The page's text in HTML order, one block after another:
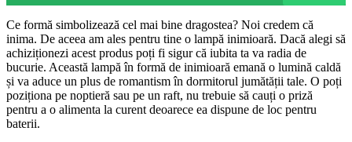
Ce formă simbolizează cel mai bine dragostea? Noi credem că
inima. De aceea am ales pentru tine o lampă inimioară. Dacă alegi să
achiziționezi acest produs poți fi sigur că iubita ta va radia de
bucurie. Această lampă în formă de inimioară emană o lumină caldă
și va aduce un plus de romantism în dormitorul jumătății tale. O poți
poziționa pe noptieră sau pe un raft, nu trebuie să cauți o priză
pentru a o alimenta la curent deoarece ea dispune de loc pentru
baterii.